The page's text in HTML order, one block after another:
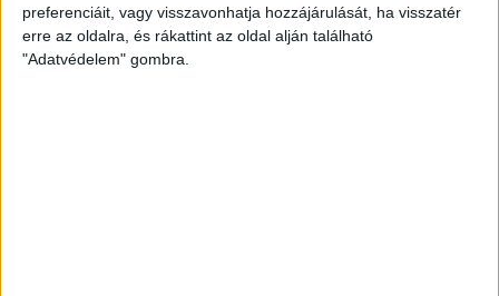
preferenciáit, vagy visszavonhatja hozzájárulását, ha visszatér
erre az oldalra, és rákattint az oldal alján található
"Adatvédelem" gombra.
ZÖLDINFÓ 1 óra telt el a létrehozás óta
Vízszolgáltatókat támadtak hackerek az Egyesült
Államokban